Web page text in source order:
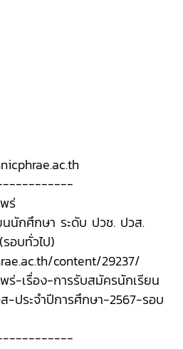
ร่
นนักศึกษา ระดับ ปวช. ปวส.
อบทั่วไป)
content/29237/
ร่-เรื่อง-การรับสมัครนักเรียน
ประจำปีการศึกษา-2567-รอบ